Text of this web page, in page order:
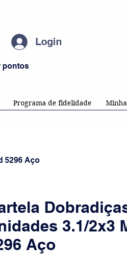
Login
pontos
Programa de fidelidade
5296 Aço
3.1/2x3
Aço